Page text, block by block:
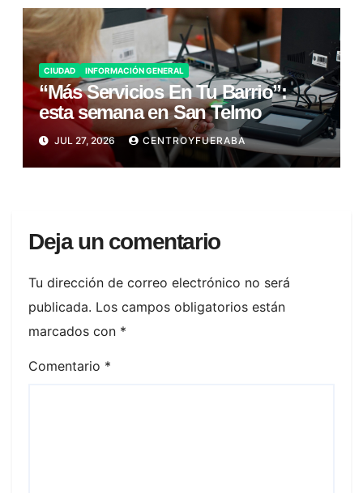
CIUDAD INFORMACIÓN GENERAL
“Más Servicios En Tu Barrio”:
esta semana en San Telmo
JUL 27, 2026 CENTROYFUERABA
Deja un comentario
Tu dirección de correo electrónico no será
publicada. Los campos obligatorios están
marcados con *
Comentario *